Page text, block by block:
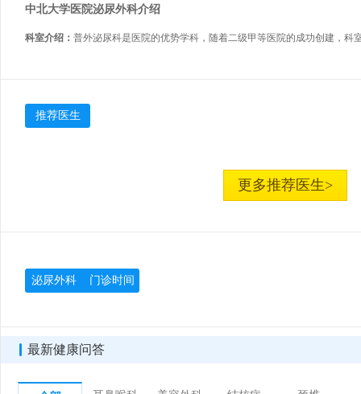
中北大学医院泌尿外科介绍
科室介绍：
推荐医生
更多推荐医生>
泌尿外科 门诊时间
最新健康问答